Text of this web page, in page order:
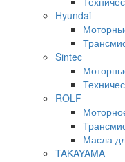
Hyundai
Sintec
ROLF
Масла
TAKAYAMA